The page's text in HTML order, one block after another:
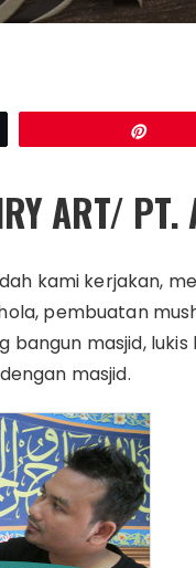
ART/ PT.
kami kerjakan,
pembuatan
masjid, lukis
masjid.